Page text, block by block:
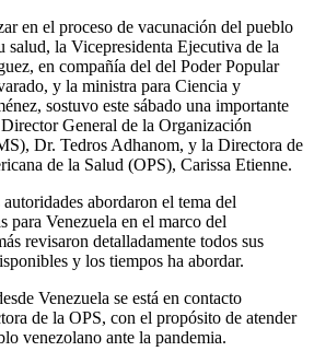
en el proceso de vacunación del pueblo
salud, la Vicepresidenta Ejecutiva de la
en compañía del del Poder Popular
y la ministra para Ciencia y
sostuvo este sábado una importante
General de la Organización
Dr. Tedros Adhanom, y la Directora de
de la Salud (OPS), Carissa Etienne.
abordaron el tema del
para Venezuela en el marco del
revisaron detalladamente todos sus
y los tiempos ha abordar.
Venezuela se está en contacto
de la OPS, con el propósito de atender
venezolano ante la pandemia.